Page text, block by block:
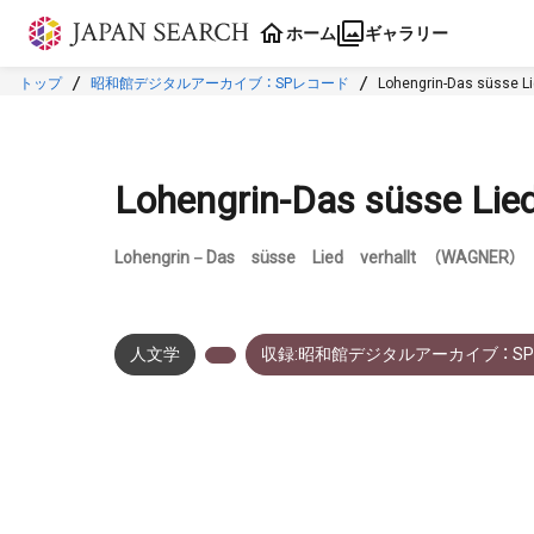
本文に飛ぶ
ホーム ギャラリー
トップ 昭和館デジタルアーカイブ ： SPレコード Lohengrin-Das süsse
Lohengrin-Das süsse
Lohengrin－Das süsse Lied verhallt （WAGNER）
人文学 収録:昭和館デジタルアーカイブ ：